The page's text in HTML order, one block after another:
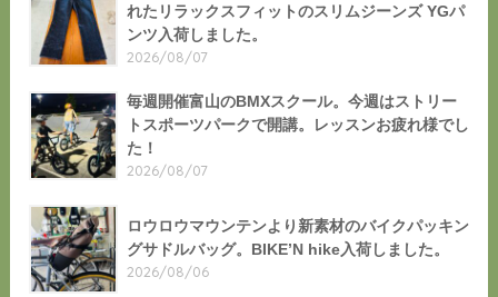
れたリラックスフィットのスリムジーンズ YGパ
ンツ入荷しました。
2026/08/07
毎週開催富山のBMXスクール。今週はストリー
トスポーツパークで開講。レッスンお疲れ様でし
た！
2026/08/07
ロウロウマウンテンより新素材のバイクパッキン
グサドルバッグ。BIKE’N hike入荷しました。
2026/08/06